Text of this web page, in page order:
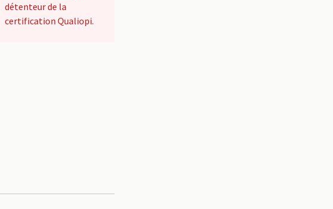
détenteur de la
certification Qualiopi.